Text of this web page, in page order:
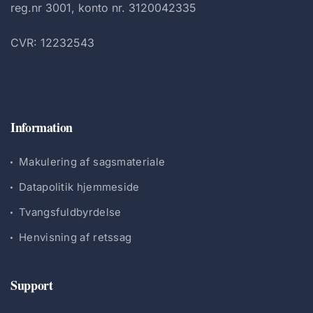
reg.nr 3001, konto nr. 3120042335
CVR: 12232543
Information
Makulering af sagsmateriale
Datapolitik hjemmeside
Tvangsfuldbyrdelse
Henvisning af retssag
Support